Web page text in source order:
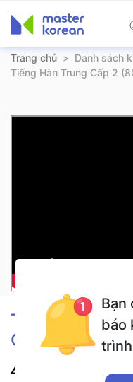
Trang chủ > Danh sách
Tiếng Hàn Trung Cấp 2
Tiếng Hàn
Giảng)
4.7
Đánh giá
Bạn
báo